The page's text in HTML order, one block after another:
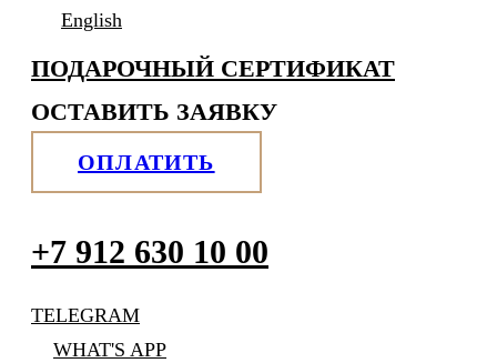
English
ПОДАРОЧНЫЙ СЕРТИФИКАТ
ОСТАВИТЬ ЗАЯВКУ
ОПЛАТИТЬ
+7 912 630 10 00
TELEGRAM
WHAT'S APP